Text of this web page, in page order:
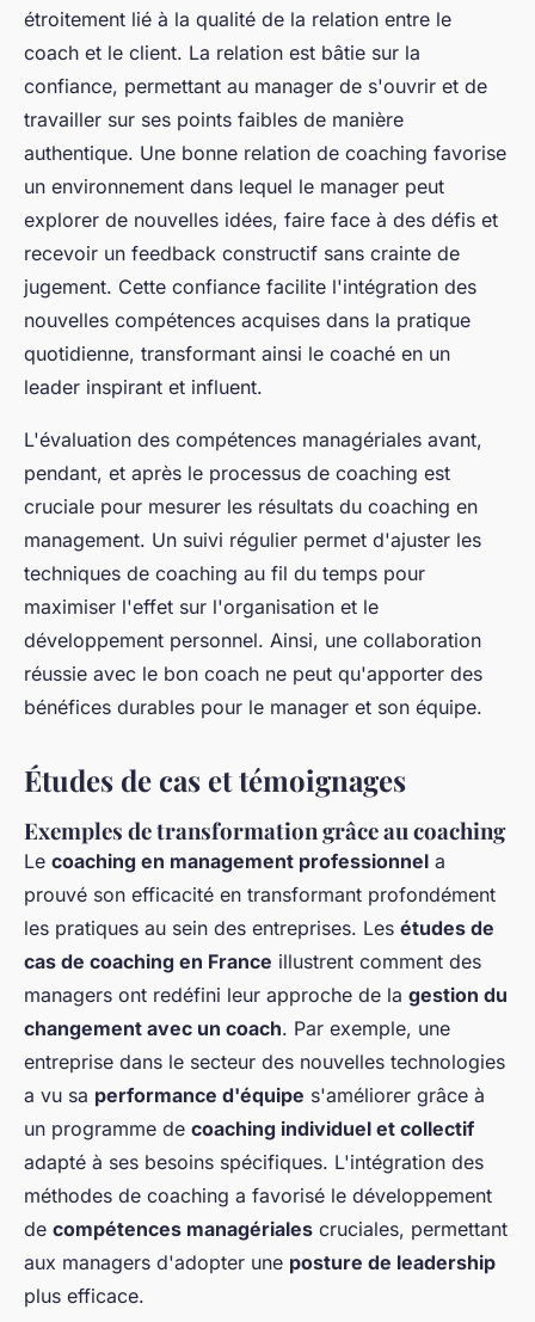
étroitement lié à la qualité de la relation entre le
coach et le client. La relation est bâtie sur la
confiance, permettant au manager de s'ouvrir et de
travailler sur ses points faibles de manière
authentique. Une bonne relation de coaching favorise
un environnement dans lequel le manager peut
explorer de nouvelles idées, faire face à des défis et
recevoir un feedback constructif sans crainte de
jugement. Cette confiance facilite l'intégration des
nouvelles compétences acquises dans la pratique
quotidienne, transformant ainsi le coaché en un
leader inspirant et influent.
L'évaluation des compétences managériales avant,
pendant, et après le processus de coaching est
cruciale pour mesurer les résultats du coaching en
management. Un suivi régulier permet d'ajuster les
techniques de coaching au fil du temps pour
maximiser l'effet sur l'organisation et le
développement personnel. Ainsi, une collaboration
réussie avec le bon coach ne peut qu'apporter des
bénéfices durables pour le manager et son équipe.
Études de cas et témoignages
Exemples de transformation grâce au coaching
Le coaching en management professionnel a
prouvé son efficacité en transformant profondément
les pratiques au sein des entreprises. Les études de
cas de coaching en France illustrent comment des
managers ont redéfini leur approche de la gestion du
changement avec un coach. Par exemple, une
entreprise dans le secteur des nouvelles technologies
a vu sa performance d'équipe s'améliorer grâce à
un programme de coaching individuel et collectif
adapté à ses besoins spécifiques. L'intégration des
méthodes de coaching a favorisé le développement
de compétences managériales cruciales, permettant
aux managers d'adopter une posture de leadership
plus efficace.